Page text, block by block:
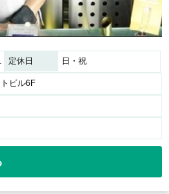
00 CLOSE 定休日 日・祝
ビル6F